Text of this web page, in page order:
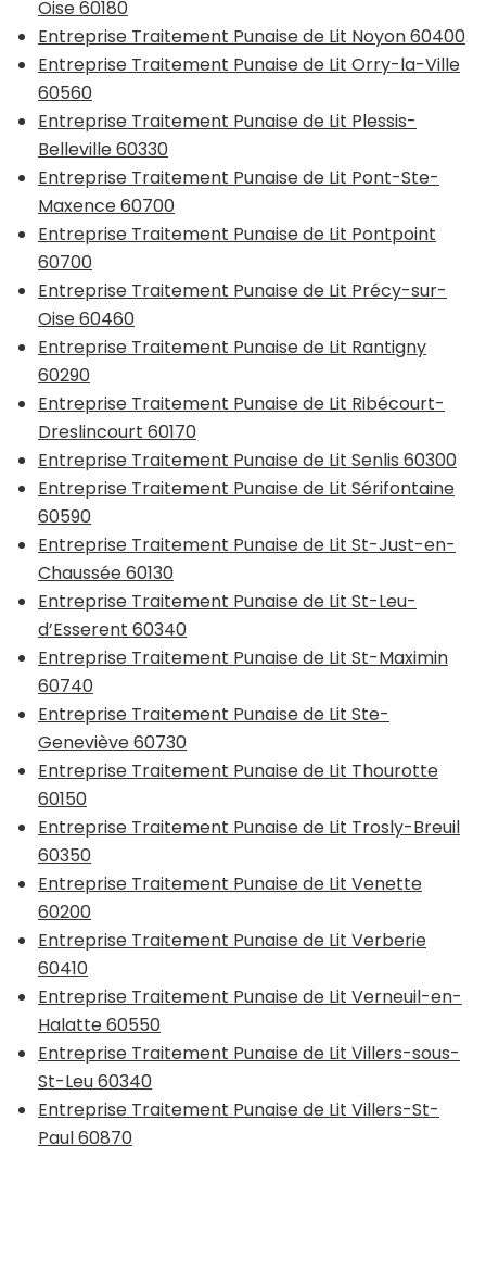
Oise 60180
Entreprise Traitement Punaise de Lit Noyon 60400
Entreprise Traitement Punaise de Lit Orry-la-Ville
60560
Entreprise Traitement Punaise de Lit Plessis-
Belleville 60330
Entreprise Traitement Punaise de Lit Pont-Ste-
Maxence 60700
Entreprise Traitement Punaise de Lit Pontpoint
60700
Entreprise Traitement Punaise de Lit Précy-sur-
Oise 60460
Entreprise Traitement Punaise de Lit Rantigny
60290
Entreprise Traitement Punaise de Lit Ribécourt-
Dreslincourt 60170
Entreprise Traitement Punaise de Lit Senlis 60300
Entreprise Traitement Punaise de Lit Sérifontaine
60590
Entreprise Traitement Punaise de Lit St-Just-en-
Chaussée 60130
Entreprise Traitement Punaise de Lit St-Leu-
d’Esserent 60340
Entreprise Traitement Punaise de Lit St-Maximin
60740
Entreprise Traitement Punaise de Lit Ste-
Geneviève 60730
Entreprise Traitement Punaise de Lit Thourotte
60150
Entreprise Traitement Punaise de Lit Trosly-Breuil
60350
Entreprise Traitement Punaise de Lit Venette
60200
Entreprise Traitement Punaise de Lit Verberie
60410
Entreprise Traitement Punaise de Lit Verneuil-en-
Halatte 60550
Entreprise Traitement Punaise de Lit Villers-sous-
St-Leu 60340
Entreprise Traitement Punaise de Lit Villers-St-
Paul 60870